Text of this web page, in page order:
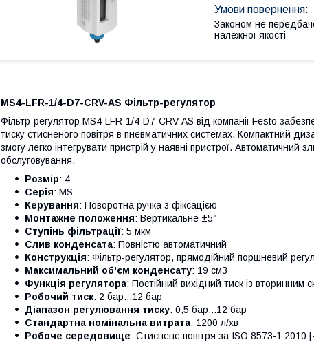
Законом не
належної якості
MS4-LFR-1/4-D7-CRV-AS Фільтр-регулятор
Фільтр-регулятор MS4-LFR-1/4-D7-CRV-AS від компанії Festo
тиску стисненого повітря в пневматичних системах. Компактний
змогу легко інтегрувати пристрій у наявні пристрої. Автоматичний
обслуговування.
Розмір: 4
Серія: MS
Керування: Поворотна ручка з фіксацією
Монтажне положення: Вертикальне ±5°
Ступінь фільтрації: 5 мкм
Слив конденсата: Повністю автоматичний
Конструкція: Фільтр-регулятор, прямодійний поршневий
Максимальний об'єм конденсату: 19 см3
Функція регулятора: Постійний вихідний тиск із вторинним
Робочий тиск: 2 бар...12 бар
Діапазон регулювання тиску: 0,5 бар...12 бар
Стандартна номінальна витрата: 1200 л/хв
Робоче середовище: Стиснене повітря за ISO 8573-1:2010 [-